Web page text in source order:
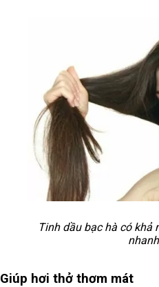
Tinh dầu bạc hà có khả
Giúp hơi thở thơm mát